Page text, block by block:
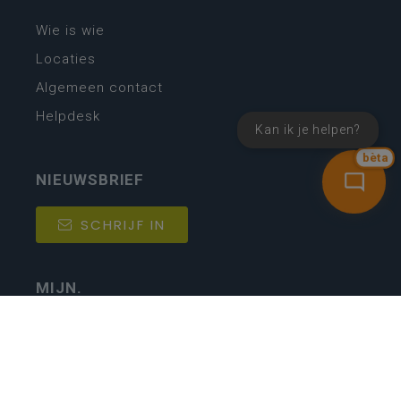
bèta
Kan ik je helpen?
Wie is wie
Locaties
Algemeen contact
Helpdesk
NIEUWSBRIEF
SCHRIJF IN
MIJN.